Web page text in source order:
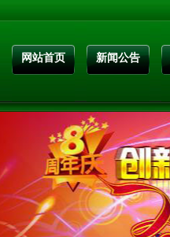
网站首页 新闻公告